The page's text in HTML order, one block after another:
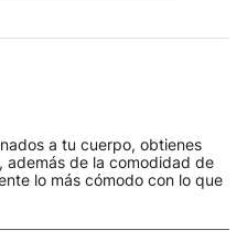
a tu cuerpo, obtienes
además de la comodidad de
lo más cómodo con lo que